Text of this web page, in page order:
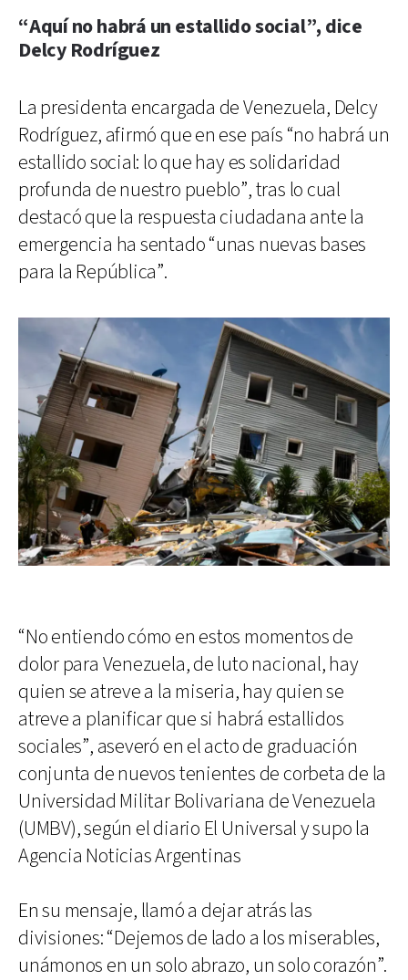
“Aquí no habrá un estallido social”, dice
Delcy Rodríguez
La presidenta encargada de Venezuela, Delcy
Rodríguez, afirmó que en ese país “no habrá un
estallido social: lo que hay es solidaridad
profunda de nuestro pueblo”, tras lo cual
destacó que la respuesta ciudadana ante la
emergencia ha sentado “unas nuevas bases
para la República”.
“No entiendo cómo en estos momentos de
dolor para Venezuela, de luto nacional, hay
quien se atreve a la miseria, hay quien se
atreve a planificar que si habrá estallidos
sociales”, aseveró en el acto de graduación
conjunta de nuevos tenientes de corbeta de la
Universidad Militar Bolivariana de Venezuela
(UMBV), según el diario El Universal y supo la
Agencia Noticias Argentinas
En su mensaje, llamó a dejar atrás las
divisiones: “Dejemos de lado a los miserables,
unámonos en un solo abrazo, un solo corazón”.